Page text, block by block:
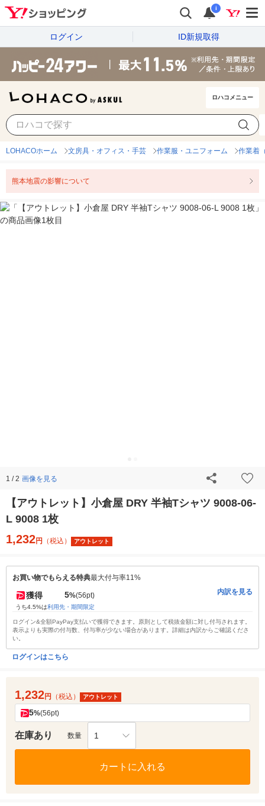
i
ログイン ID新規取得
ロハコメニュー
LOHACOホーム 文房具・オフィス・手芸 作業服・ユニフォーム 作業着
熊本地震の影響について
1 / 2 画像を見る
【アウトレット】小倉屋 DRY 半袖Tシャツ 9008-06-
L 9008 1枚
1,232円 （税込） アウトレット
お買い物でもらえる特典最大付与率11%
獲得 5%(56pt)
うち4.5%は利用先・期間限定
内訳を見る
ログイン&全額PayPay支払いで獲得できます。原則として税抜金額に対し付与されます。
表示よりも実際の付与数、付与率が少ない場合があります。詳細は内訳からご確認くださ
い。
ログインはこちら
1,232円 （税込） アウトレット
5%(56pt)
在庫あり 数量 1
カートに入れる